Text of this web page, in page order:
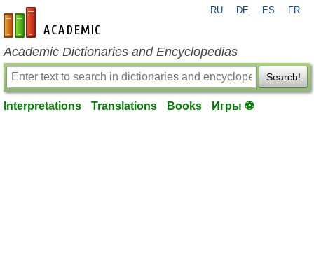
en-academic.com
RU DE ES FR
Academic Dictionaries and Encyclopedias
Search!
Interpretations Translations Books Игры ⚽